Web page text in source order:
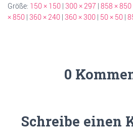
Größe: 150 × 150 | 300 × 297 | 858 × 850
× 850 | 360 × 240 | 360 × 300 | 50 × 50 |
0
Schreibe einen